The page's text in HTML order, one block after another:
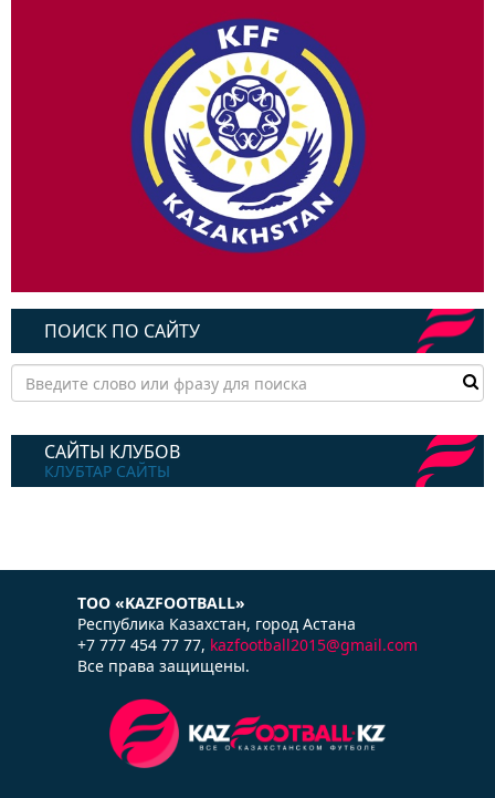
ПОИСК ПО САЙТУ
САЙТЫ КЛУБОВ
КЛУБТАР САЙТЫ
ТОО «KAZFOOTBALL»
Республика Казаxстан, город Астана
+7 777 454 77 77, kazfootball2015@gmail.com
Все права защищены.